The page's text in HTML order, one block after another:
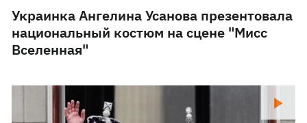
Украинка Ангелина Усанова презентовала
национальный костюм на сцене "Мисс
Вселенная"